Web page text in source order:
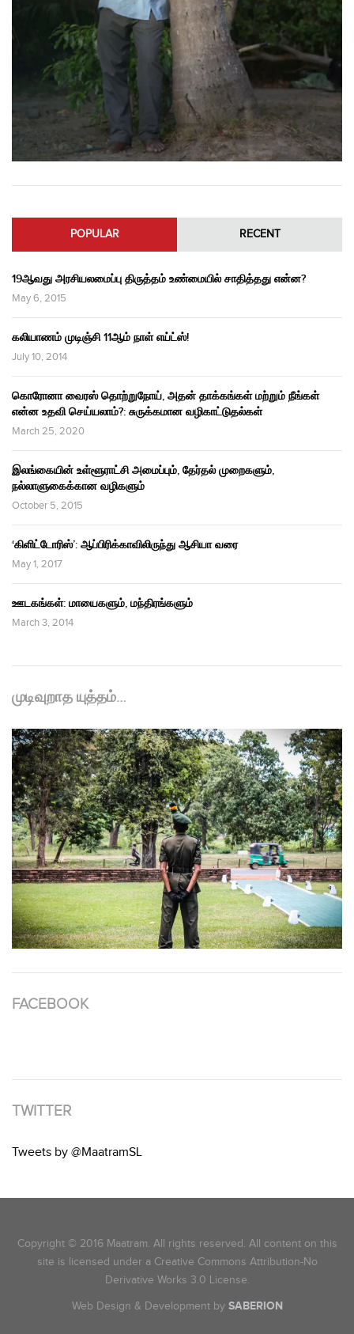
POPULAR RECENT
19ஆவது அரசியலமைப்பு திருத்தம் உண்மையில் சாதித்தது என்ன?
May 6, 2015
கலியாணம் முடிஞ்சி 11ஆம் நாள் எய்ட்ஸ்!
July 10, 2014
கொரோனா வைரஸ் தொற்றுநோய், அதன் தாக்கங்கள் மற்றும் நீங்கள்
என்ன உதவி செய்யலாம்?: சுருக்கமான வழிகாட்டுதல்கள்
March 25, 2020
இலங்கையின் உள்ளூராட்சி அமைப்பும், தேர்தல் முறைகளும்,
நல்லாளுகைக்கான வழிகளும்
October 5, 2015
‘கிளிட்டோரிஸ்’: ஆப்பிரிக்காவிலிருந்து ஆசியா வரை
May 1, 2017
ஊடகங்கள்: மாயைகளும், மந்திரங்களும்
March 3, 2014
முடிவுறாத யுத்தம்…
FACEBOOK
TWITTER
Tweets by @MaatramSL
Copyright © 2016 Maatram. All rights reserved. All content on this
site is licensed under a Creative Commons Attribution-No
Derivative Works 3.0 License.
Web Design & Development by SABERION